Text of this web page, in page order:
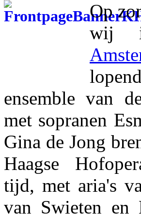
Op
wij
ensemble van
met sopranen
Gina de Jong
Haagse
tijd, met aria's
van Swieten en